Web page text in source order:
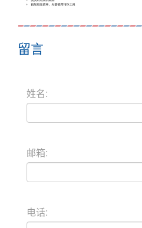
留言
姓名:
邮箱:
电话: